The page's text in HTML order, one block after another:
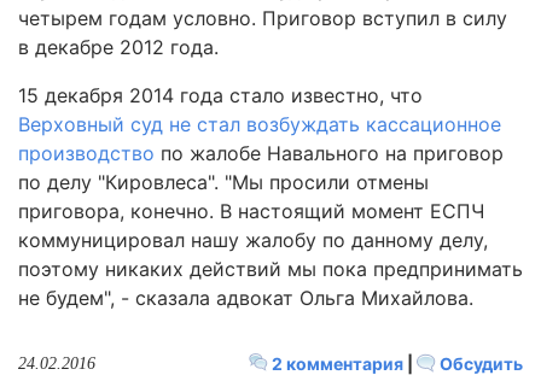
четырем годам условно. Приговор вступил в силу
в декабре 2012 года.
15 декабря 2014 года стало известно, что
Верховный суд не стал возбуждать кассационное
производство по жалобе Навального на приговор
по делу "Кировлеса". "Мы просили отмены
приговора, конечно. В настоящий момент ЕСПЧ
коммуницировал нашу жалобу по данному делу,
поэтому никаких действий мы пока предпринимать
не будем", - сказала адвокат Ольга Михайлова.
2 комментария Обсудить
24.02.2016